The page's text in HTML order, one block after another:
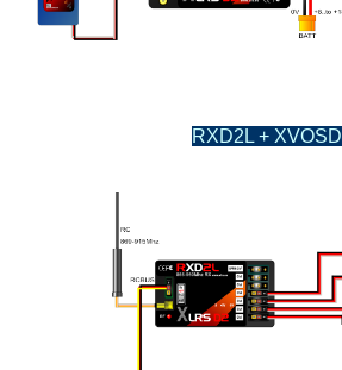
RXD2L + XVOSD